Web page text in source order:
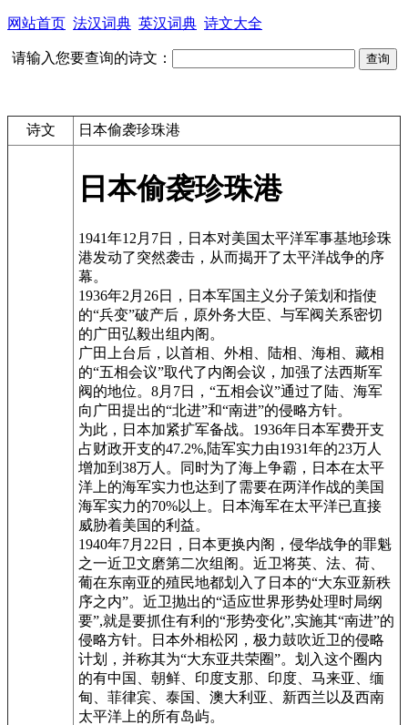
网站首页 法汉词典 英汉词典 诗文大全
请输入您要查询的诗文：
诗文 日本偷袭珍珠港
日本偷袭珍珠港
1941年12月7日，日本对美国太平洋军事基地珍珠
港发动了突然袭击，从而揭开了太平洋战争的序
幕。
1936年2月26日，日本军国主义分子策划和指使
的“兵变”破产后，原外务大臣、与军阀关系密切
的广田弘毅出组内阁。
广田上台后，以首相、外相、陆相、海相、藏相
的“五相会议”取代了内阁会议，加强了法西斯军
阀的地位。8月7日，“五相会议”通过了陆、海军
向广田提出的“北进”和“南进”的侵略方针。
为此，日本加紧扩军备战。1936年日本军费开支
占财政开支的47.2%,陆军实力由1931年的23万人
增加到38万人。同时为了海上争霸，日本在太平
洋上的海军实力也达到了需要在两洋作战的美国
海军实力的70%以上。日本海军在太平洋已直接
威胁着美国的利益。
1940年7月22日，日本更换内阁，侵华战争的罪魁
之一近卫文磨第二次组阁。近卫将英、法、荷、
葡在东南亚的殖民地都划入了日本的“大东亚新秩
序之内”。近卫抛出的“适应世界形势处理时局纲
要”,就是要抓住有利的“形势变化”,实施其“南进”的
侵略方针。日本外相松冈，极力鼓吹近卫的侵略
计划，并称其为“大东亚共荣圈”。划入这个圈内
的有中国、朝鲜、印度支那、印度、马来亚、缅
甸、菲律宾、泰国、澳大利亚、新西兰以及西南
太平洋上的所有岛屿。